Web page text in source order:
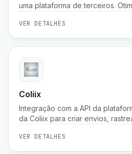
uma plataforma de terceiros.
VER DETALHES
Coliix
Integração com a API da
da Coliix para criar envios,
VER DETALHES